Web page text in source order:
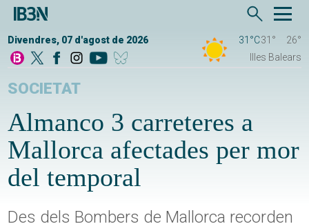
Divendres, 07 d'agost de 2026 31°C31°
26°
Illes Balears
SOCIETAT
Almanco 3 carreteres a
Mallorca afectades per mor
del temporal
Des dels Bombers de Mallorca recorden